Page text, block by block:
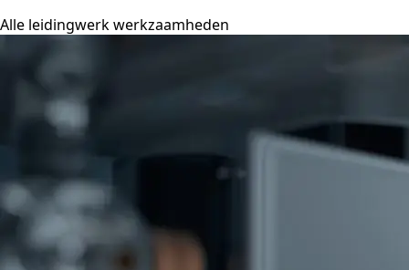
Alle leidingwerk werkzaamheden